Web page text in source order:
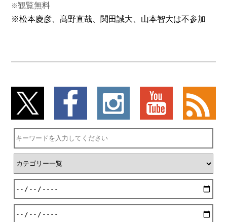
※観覧無料
※松本慶彦、髙野直哉、関田誠大、山本智大は不参加